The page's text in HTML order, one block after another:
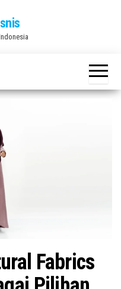
Fabrics